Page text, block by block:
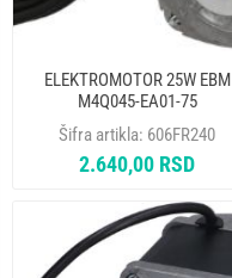
ELEKTROMOTOR 25W EBM
M4Q045-EA01-75
Šifra artikla: 606FR240
2.640,00 RSD